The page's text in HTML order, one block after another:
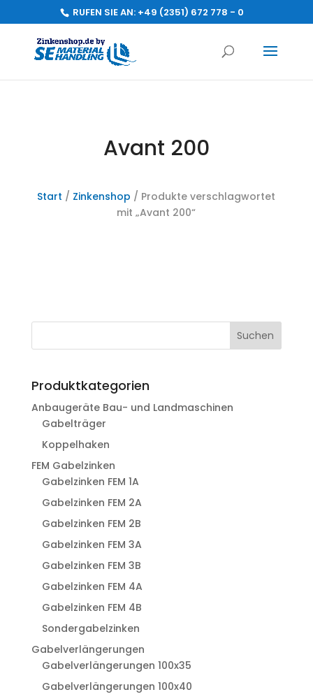
RUFEN SIE AN: +49 (2351) 672 778 - 0
Avant 200
Start / Zinkenshop / Produkte verschlagwortet
mit „Avant 200“
Suchen
Produktkategorien
Anbaugeräte Bau- und Landmaschinen
Gabelträger
Koppelhaken
FEM Gabelzinken
Gabelzinken FEM 1A
Gabelzinken FEM 2A
Gabelzinken FEM 2B
Gabelzinken FEM 3A
Gabelzinken FEM 3B
Gabelzinken FEM 4A
Gabelzinken FEM 4B
Sondergabelzinken
Gabelverlängerungen
Gabelverlängerungen 100x35
Gabelverlängerungen 100x40